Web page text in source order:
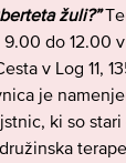
žuli?”
9.00 do 12.00
v Log 11,
je
ki so stari